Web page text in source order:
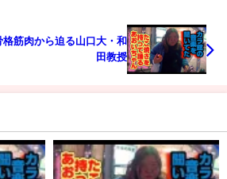
筋肉から迫る山口大・和
田教授